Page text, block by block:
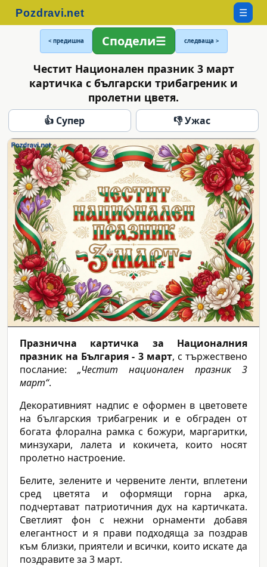
☰
< предишна Сподели следваща >
Честит Национален празник 3 март
картичка с български трибагреник и
пролетни цветя.
👍 Супер 👎 Ужас
Празнична картичка за Националния
празник на България - 3 март, с тържествено
послание: „Честит национален празник 3
март“.
Декоративният надпис е оформен в цветовете
на българския трибагреник и е обграден от
богата флорална рамка с божури, маргаритки,
минзухари, лалета и кокичета, които носят
пролетно настроение.
Белите, зелените и червените ленти, вплетени
сред цветята и оформящи горна арка,
подчертават патриотичния дух на картичката.
Светлият фон с нежни орнаменти добавя
елегантност и я прави подходяща за поздрав
към близки, приятели и всички, които искате да
поздравите за 3 март.